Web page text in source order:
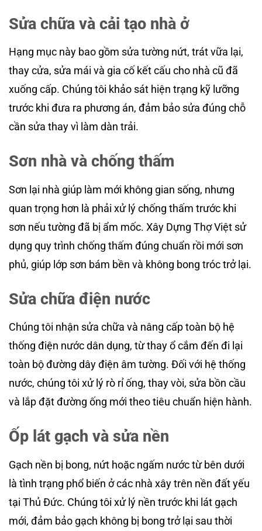
Sửa chữa và cải tạo nhà ở
Hạng mục này bao gồm sửa tường nứt, trát vữa lại,
thay cửa, sửa mái và gia cố kết cấu cho nhà cũ đã
xuống cấp. Chúng tôi khảo sát hiện trạng kỹ lưỡng
trước khi đưa ra phương án, đảm bảo sửa đúng chỗ
cần sửa thay vì làm dàn trải.
Sơn nhà và chống thấm
Sơn lại nhà giúp làm mới không gian sống, nhưng
quan trọng hơn là phải xử lý chống thấm trước khi
sơn nếu tường đã bị ẩm mốc. Xây Dựng Thợ Việt sử
dụng quy trình chống thấm đúng chuẩn rồi mới sơn
phủ, giúp lớp sơn bám bền và không bong tróc trở lại.
Sửa chữa điện nước
Chúng tôi nhận sửa chữa và nâng cấp toàn bộ hệ
thống điện nước dân dụng, từ thay ổ cắm đến đi lại
toàn bộ đường dây điện âm tường. Đối với hệ thống
nước, chúng tôi xử lý rò rỉ ống, thay vòi, sửa bồn cầu
và lắp đặt đường ống mới theo tiêu chuẩn hiện hành.
Ốp lát gạch và sửa nền
Gạch nền bị bong, nứt hoặc ngấm nước từ bên dưới
là tình trạng phổ biến ở các nhà xây trên nền đất yếu
tại Thủ Đức. Chúng tôi xử lý nền trước khi lát gạch
mới, đảm bảo gạch không bị bong trở lại sau thời